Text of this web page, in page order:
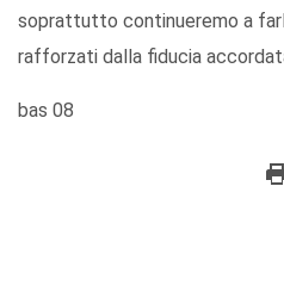
soprattutto continueremo a
rafforzati dalla fiducia
bas 08